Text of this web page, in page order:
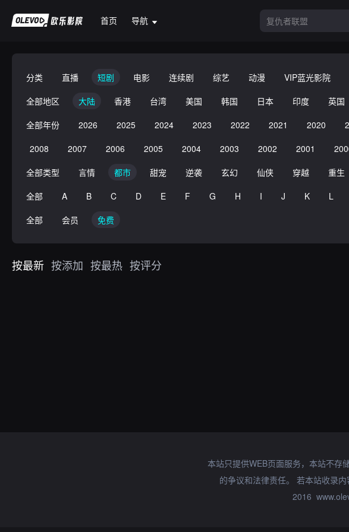
首页 导航
分类 直播 短剧 电影 连续剧 综艺 动漫
VIP蓝光影院
全部地区
大陆 香港 台湾 美国 韩国 日本 印度 英国
全部年份
2026 2025 2024 2023 2022 2021 2020
2008
2007 2006 2005 2004 2003 2002 2001
全部类型
言情 都市 甜宠 逆袭 玄幻 仙侠 穿越 重生
全部
A B C D E F G H I J K L
全部
会员 免费
按最新 按添加 按最热 按评分
本站只提供WEB页面服务，本站不存
的争议和法律责任。 若本站收录
2016